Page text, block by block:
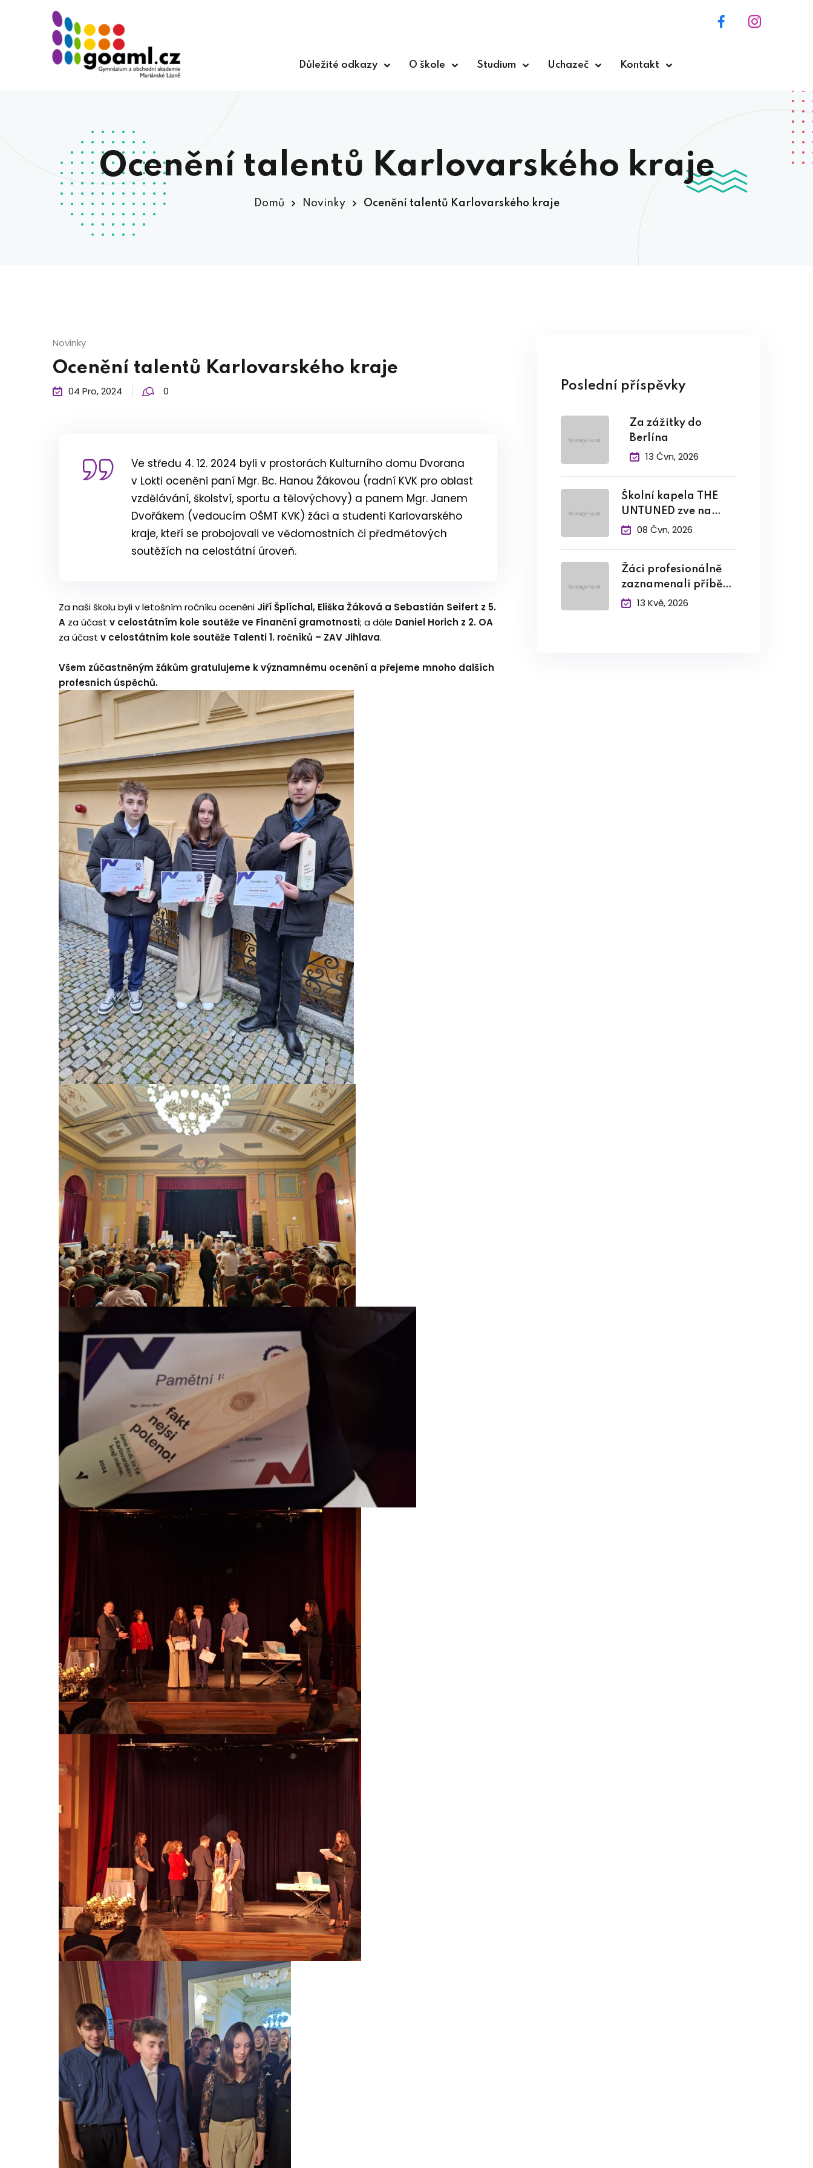
Důležité odkazy O škole Studium Uchazeč Kontakt
Ocenění talentů Karlovarského kraje
Domů Novinky Ocenění talentů Karlovarského kraje
Novinky
Ocenění talentů Karlovarského kraje
04 Pro, 2024 0
Ve středu 4. 12. 2024 byli v prostorách Kulturního domu Dvorana
v Lokti oceněni paní Mgr. Bc. Hanou Žákovou (radní KVK pro oblast
vzdělávání, školství, sportu a tělovýchovy) a panem Mgr. Janem
Dvořákem (vedoucím OŠMT KVK) žáci a studenti Karlovarského
kraje, kteří se probojovali ve vědomostních či předmětových
soutěžích na celostátní úroveň.
Za naši školu byli v letošním ročníku oceněni Jiří Šplíchal, Eliška Žáková a Sebastián Seifert z 5.
A za účast v celostátním kole soutěže ve Finanční gramotnosti; a dále Daniel Horich z 2. OA
za účast v celostátním kole soutěže Talenti 1. ročníků – ZAV Jihlava.
Všem zúčastněným žákům gratulujeme k významnému ocenění a přejeme mnoho dalších
profesních úspěchů.
Poslední příspěvky
Za zážitky do
Berlína
13 Čvn, 2026
Školní kapela THE
UNTUNED zve na
závěrečný
08 Čvn, 2026
Žáci profesionálně
zaznamenali příběh
pamětníka
13 Kvě, 2026